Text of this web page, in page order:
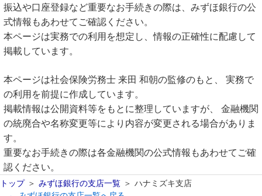
振込や口座登録など重要なお手続きの際は、みずほ銀行の公
式情報もあわせてご確認ください。
本ページは実務での利用を想定し、情報の正確性に配慮して
掲載しています。
本ページは社会保険労務士 来田 和朝の監修のもと、 実務で
の利用を前提に作成しています。
掲載情報は公開資料等をもとに整理していますが、 金融機関
の統廃合や名称変更等により内容が変更される場合がありま
す。
重要なお手続きの際は各金融機関の公式情報もあわせてご確
認ください。
トップ みずほ銀行の支店一覧
ハナミズキ支店